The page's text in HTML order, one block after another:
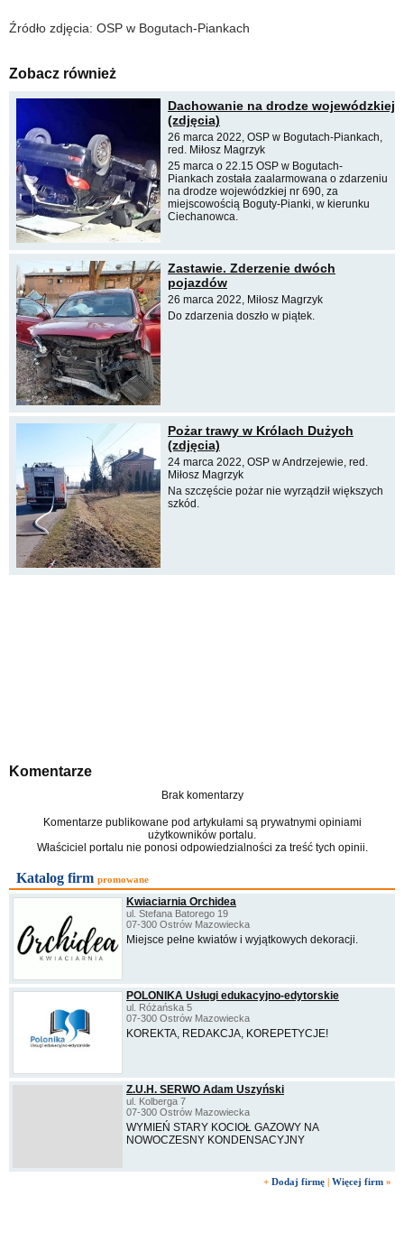
Źródło zdjęcia: OSP w Bogutach-Piankach
Zobacz również
Dachowanie na drodze wojewódzkiej
(zdjęcia)
26 marca 2022, OSP w Bogutach-Piankach,
red. Miłosz Magrzyk
25 marca o 22.15 OSP w Bogutach-
Piankach została zaalarmowana o zdarzeniu
na drodze wojewódzkiej nr 690, za
miejscowością Boguty-Pianki, w kierunku
Ciechanowca.
Zastawie. Zderzenie dwóch
pojazdów
26 marca 2022, Miłosz Magrzyk
Do zdarzenia doszło w piątek.
Pożar trawy w Królach Dużych
(zdjęcia)
24 marca 2022, OSP w Andrzejewie, red.
Miłosz Magrzyk
Na szczęście pożar nie wyrządził większych
szkód.
Komentarze
Brak komentarzy
Komentarze publikowane pod artykułami są prywatnymi opiniami
użytkowników portalu.
Właściciel portalu nie ponosi odpowiedzialności za treść tych opinii.
Katalog firm promowane
Kwiaciarnia Orchidea
ul. Stefana Batorego 19
07-300 Ostrów Mazowiecka
Miejsce pełne kwiatów i wyjątkowych dekoracji.
POLONIKA Usługi edukacyjno-edytorskie
ul. Różańska 5
07-300 Ostrów Mazowiecka
KOREKTA, REDAKCJA, KOREPETYCJE!
Z.U.H. SERWO Adam Uszyński
ul. Kolberga 7
07-300 Ostrów Mazowiecka
WYMIEŃ STARY KOCIOŁ GAZOWY NA
NOWOCZESNY KONDENSACYJNY
+ Dodaj firmę | Więcej firm »